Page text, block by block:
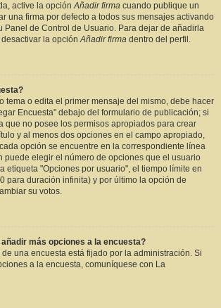
active la opciónAñadir firma cuando publique un
una firma por defecto a todos sus mensajes activando
Panel de Control de Usuario. Para dejar de añadirla
la opciónAñadir firma dentro del perfil.
tema o edita el primer mensaje del mismo, debe hacer
Encuesta" debajo del formulario de publicación; si
que no posee los permisos apropiados para crear
y al menos dos opciones en el campo apropiado,
opción se encuentre en la correspondiente línea
puede elegir el número de opciones que el usuario
etiqueta "Opciones por usuario", el tiempo límite en
para duración infinita) y por último la opción de
su votos.
más opciones a la encuesta?
una encuesta está fijado por la administración. Si
a la encuesta, comuníquese con La